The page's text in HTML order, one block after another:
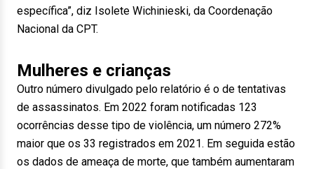
específica”, diz Isolete Wichinieski, da Coordenação
Nacional da CPT.
Mulheres e crianças
Outro número divulgado pelo relatório é o de tentativas
de assassinatos. Em 2022 foram notificadas 123
ocorrências desse tipo de violência, um número 272%
maior que os 33 registrados em 2021. Em seguida estão
os dados de ameaça de morte, que também aumentaram